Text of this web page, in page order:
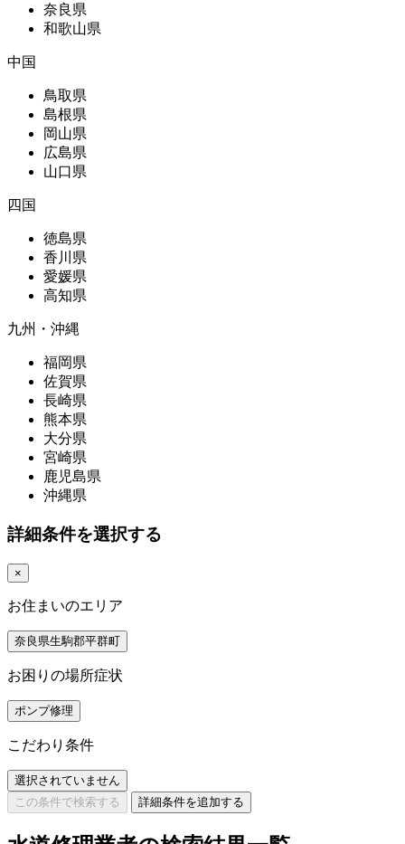
奈良県
和歌山県
中国
鳥取県
島根県
岡山県
広島県
山口県
四国
徳島県
香川県
愛媛県
高知県
九州・沖縄
福岡県
佐賀県
長崎県
熊本県
大分県
宮崎県
鹿児島県
沖縄県
詳細条件を選択する
×
お住まいのエリア
奈良県生駒郡平群町
お困りの場所症状
ポンプ修理
こだわり条件
選択されていません
この条件で検索する
詳細条件を追加する